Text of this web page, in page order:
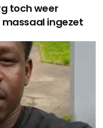
toch weer
ingezet